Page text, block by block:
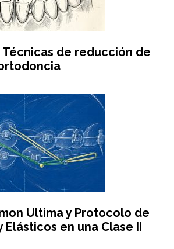
Técnicas de reducción de
Ultima y Protocolo de
Elásticos en una Clase II